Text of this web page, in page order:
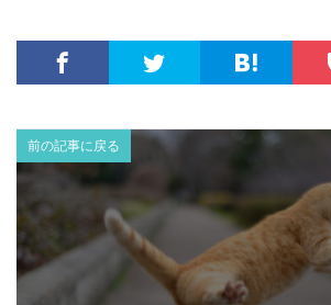
前の記事に戻る